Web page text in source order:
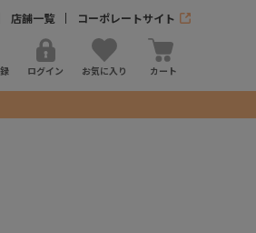
店舗一覧 コーポレートサイト
ログイン お気に入り カート